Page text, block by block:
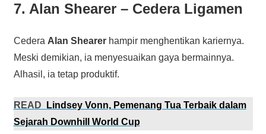
7. Alan Shearer – Cedera Ligamen
Cedera Alan Shearerhampir menghentikan kariernya.
Meski demikian, ia menyesuaikan gaya bermainnya.
Alhasil, ia tetap produktif.
READ
Lindsey Vonn, Pemenang Tua Terbaik dalam
Sejarah Downhill World Cup